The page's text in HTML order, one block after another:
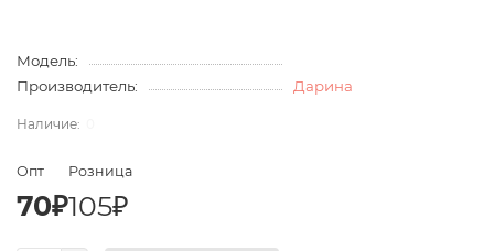
Модель:
Производитель:
Дарина
Опт
70₽
Розница
105₽